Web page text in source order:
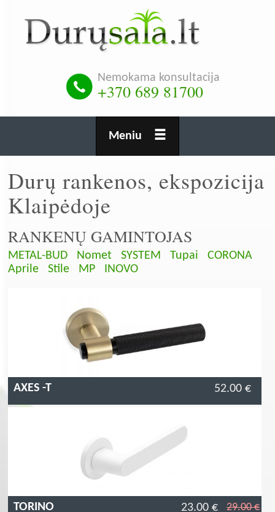
Pereiti
į
pagrindinį
turinį
Nemokama konsultacija
+370 689 81700
Meniu
Durų rankenos, ekspozicija
Klaipėdoje
RANKENŲ GAMINTOJAS
METAL-BUD Nomet SYSTEM Tupai
CORONA
Aprile
Stile MP INOVO
AXES -T 52.00 €
TORINO 29.00 €
23.00 €